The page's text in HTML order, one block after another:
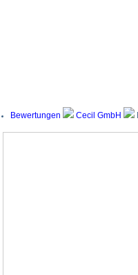
Bewertungen Cecil GmbH